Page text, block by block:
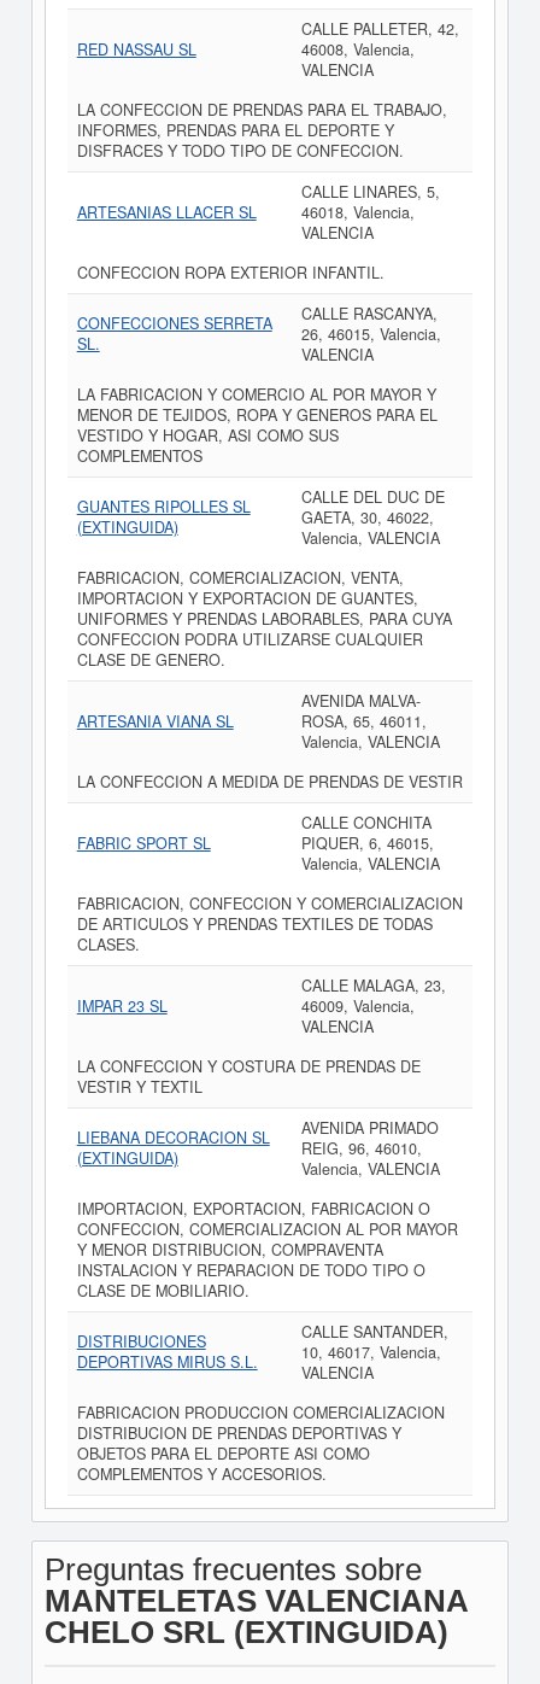
RED NASSAU SL
CALLE PALLETER, 42,
46008, Valencia,
VALENCIA
LA CONFECCION DE PRENDAS PARA EL TRABAJO,
INFORMES, PRENDAS PARA EL DEPORTE Y
DISFRACES Y TODO TIPO DE CONFECCION.
ARTESANIAS LLACER SL
CALLE LINARES, 5,
46018, Valencia,
VALENCIA
CONFECCION ROPA EXTERIOR INFANTIL.
CONFECCIONES SERRETA
SL.
CALLE RASCANYA,
26, 46015, Valencia,
VALENCIA
LA FABRICACION Y COMERCIO AL POR MAYOR Y
MENOR DE TEJIDOS, ROPA Y GENEROS PARA EL
VESTIDO Y HOGAR, ASI COMO SUS
COMPLEMENTOS
GUANTES RIPOLLES SL
(EXTINGUIDA)
CALLE DEL DUC DE
GAETA, 30, 46022,
Valencia, VALENCIA
FABRICACION, COMERCIALIZACION, VENTA,
IMPORTACION Y EXPORTACION DE GUANTES,
UNIFORMES Y PRENDAS LABORABLES, PARA CUYA
CONFECCION PODRA UTILIZARSE CUALQUIER
CLASE DE GENERO.
ARTESANIA VIANA SL
AVENIDA MALVA-
ROSA, 65, 46011,
Valencia, VALENCIA
LA CONFECCION A MEDIDA DE PRENDAS DE VESTIR
FABRIC SPORT SL
CALLE CONCHITA
PIQUER, 6, 46015,
Valencia, VALENCIA
FABRICACION, CONFECCION Y COMERCIALIZACION
DE ARTICULOS Y PRENDAS TEXTILES DE TODAS
CLASES.
IMPAR 23 SL
CALLE MALAGA, 23,
46009, Valencia,
VALENCIA
LA CONFECCION Y COSTURA DE PRENDAS DE
VESTIR Y TEXTIL
LIEBANA DECORACION SL
(EXTINGUIDA)
AVENIDA PRIMADO
REIG, 96, 46010,
Valencia, VALENCIA
IMPORTACION, EXPORTACION, FABRICACION O
CONFECCION, COMERCIALIZACION AL POR MAYOR
Y MENOR DISTRIBUCION, COMPRAVENTA
INSTALACION Y REPARACION DE TODO TIPO O
CLASE DE MOBILIARIO.
DISTRIBUCIONES
DEPORTIVAS MIRUS S.L.
CALLE SANTANDER,
10, 46017, Valencia,
VALENCIA
FABRICACION PRODUCCION COMERCIALIZACION
DISTRIBUCION DE PRENDAS DEPORTIVAS Y
OBJETOS PARA EL DEPORTE ASI COMO
COMPLEMENTOS Y ACCESORIOS.
Preguntas frecuentes sobre
MANTELETAS VALENCIANA
CHELO SRL (EXTINGUIDA)